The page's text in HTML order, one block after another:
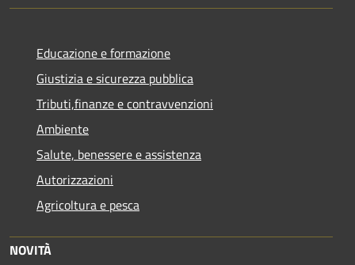
Educazione e formazione
Giustizia e sicurezza pubblica
Tributi,finanze e contravvenzioni
Ambiente
Salute, benessere e assistenza
Autorizzazioni
Agricoltura e pesca
NOVITÀ